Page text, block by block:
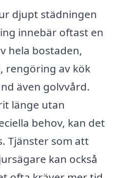
djupt städningen
innebär oftast en
hela bostaden,
rengöring av kök
även golvvård.
länge utan
behov, kan det
Tjänster som att
kan också